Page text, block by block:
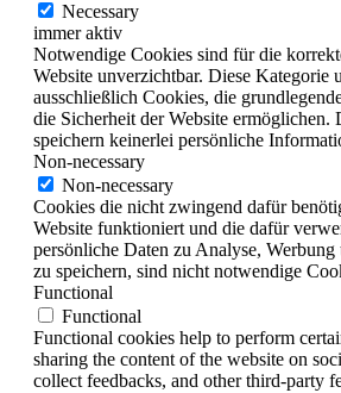
Necessary
immer aktiv
Notwendige Cookies sind für die
Website unverzichtbar. Diese Kategorie
ausschließlich Cookies, die
die Sicherheit der Website ermöglichen.
speichern keinerlei persönliche
Non-necessary
Non-necessary
Cookies die nicht zwingend dafür
Website funktioniert und die dafür
persönliche Daten zu Analyse,
zu speichern, sind nicht notwendige
Functional
Functional
Functional cookies help to perform
sharing the content of the website on
collect feedbacks, and other third-party